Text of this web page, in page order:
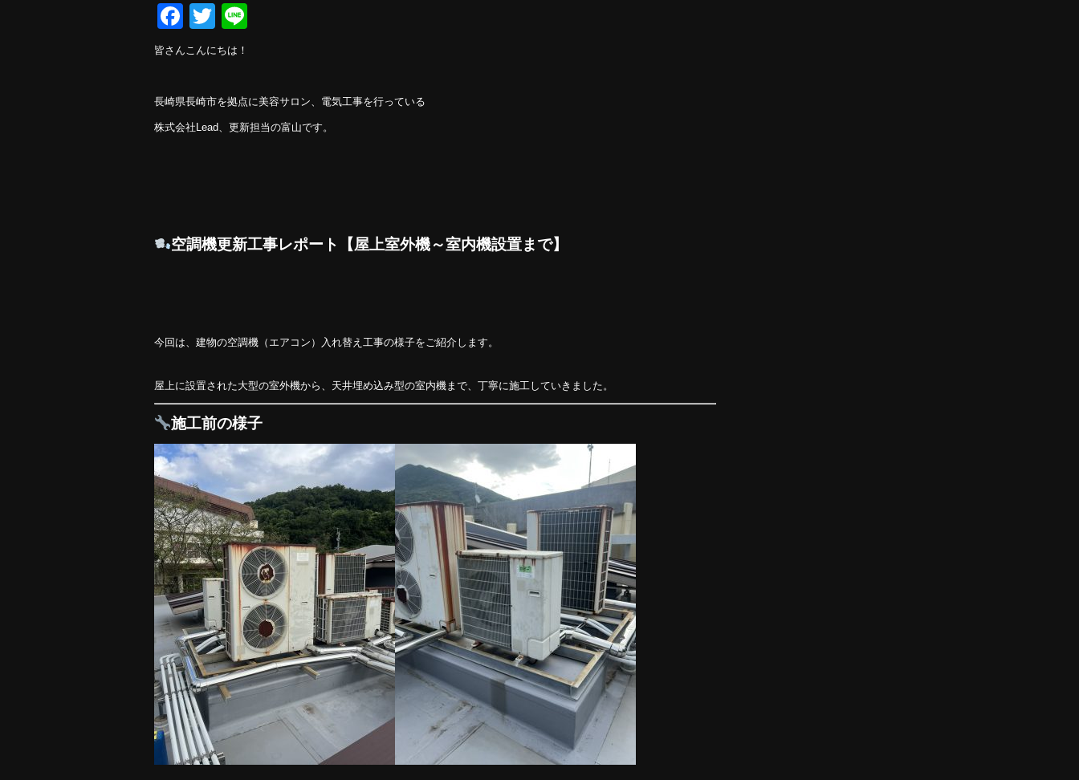
F
a
e
b
T
wi
er
皆さんこんにちは！
長崎県長崎市を拠点に美容サロン、電気工事を行っている
株式会社Lead、更新担当の富山です。
空調機更新工事レポート【屋上室外機～室内機設置まで】
今回は、建物の空調機（エアコン）入れ替え工事の様子をご紹介します。
屋上に設置された大型の室外機から、天井埋め込み型の室内機まで、丁寧に施工していきました。
施工前の様子